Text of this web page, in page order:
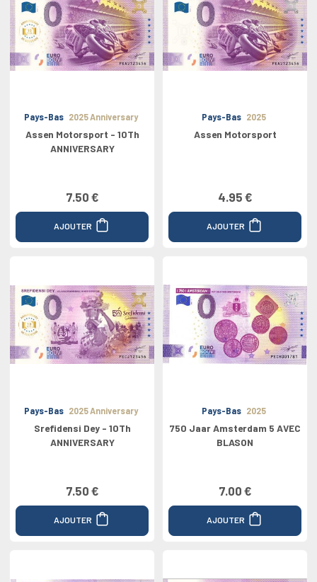
Pays-Bas 2025 Anniversary
Assen Motorsport - 10Th
ANNIVERSARY
7.50 €
AJOUTER
Pays-Bas 2025
Assen Motorsport
4.95 €
AJOUTER
Pays-Bas 2025 Anniversary
Srefidensi Dey - 10Th
ANNIVERSARY
7.50 €
AJOUTER
Pays-Bas 2025
750 Jaar Amsterdam 5 AVEC
BLASON
7.00 €
AJOUTER